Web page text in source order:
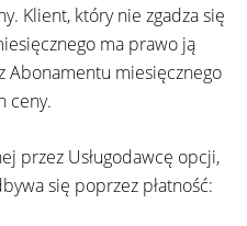
Klient, który nie zgadza się
ma prawo ją
Abonamentu miesięcznego
ceny.
przez Usługodawcę opcji,
się poprzez płatność: